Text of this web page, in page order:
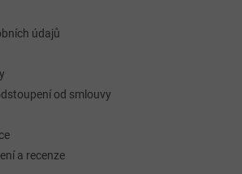
údajů
od smlouvy
a recenze